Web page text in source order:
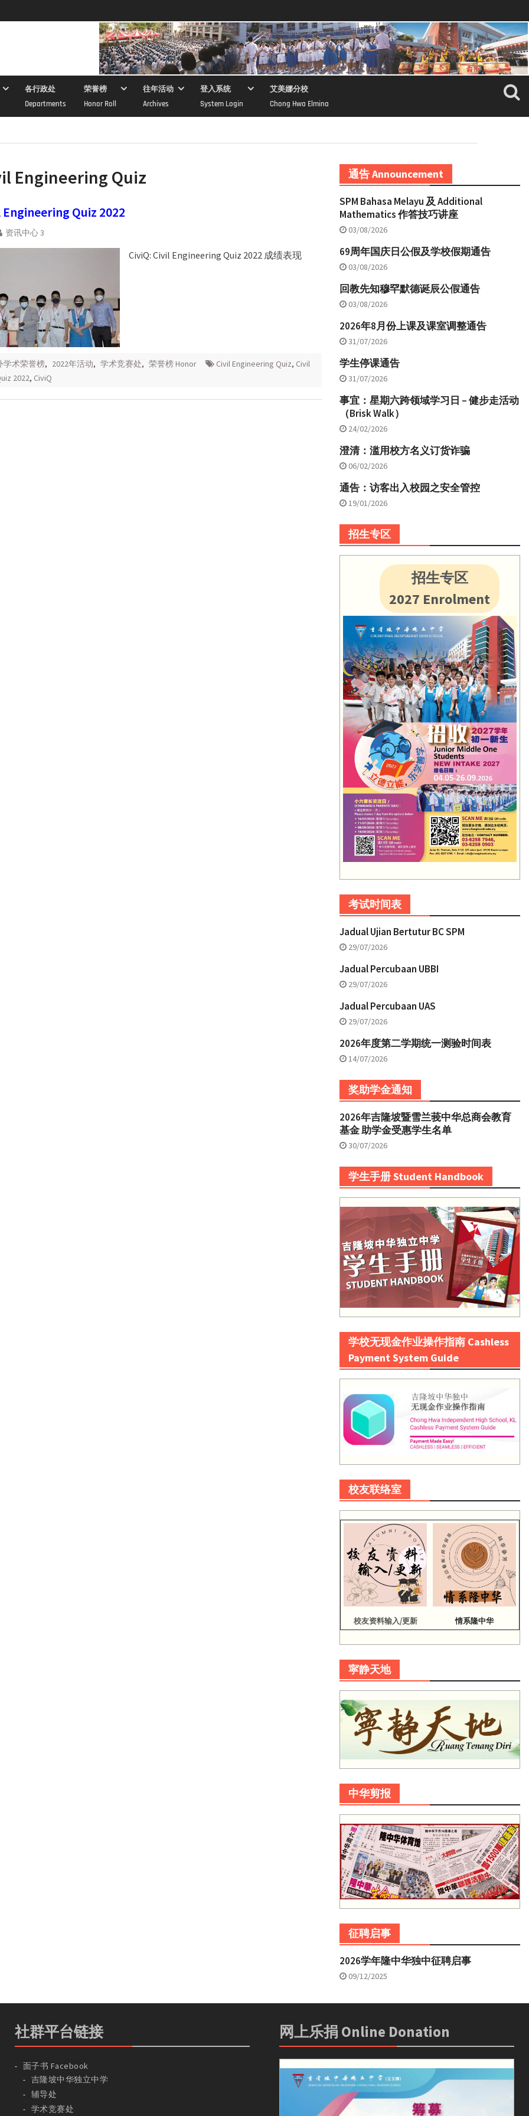
各行政处
Departments
荣誉榜
Honor Roll
往年活动
Archives
登入系统
System Login
艾美娜分校
Chong Hwa Elmina
Engineering Quiz
Quiz 2022
资讯中心 3
CiviQ: Civil Engineering Quiz 2022 成绩表现
学术荣誉榜, 2022年活动, 学术竞赛处, 荣誉榜 Honor Civil Engineering Quiz, Civil
2022, CiviQ
通告 Announcement
SPM Bahasa Melayu 及 Additional
Mathematics 作答技巧讲座
03/08/2026
69周年国庆日公假及学校假期通告
03/08/2026
回教先知穆罕默德诞辰公假通告
03/08/2026
2026年8月份上课及课室调整通告
31/07/2026
学生停课通告
31/07/2026
事宜：星期六跨领域学习日 – 健步走活动
（Brisk Walk）
24/02/2026
澄清：滥用校方名义订货诈骗
06/02/2026
通告：访客出入校园之安全管控
19/01/2026
招生专区
招生专区
2027 Enrolment
考试时间表
Jadual Ujian Bertutur BC SPM
29/07/2026
Jadual Percubaan UBBI
29/07/2026
Jadual Percubaan UAS
29/07/2026
2026年度第二学期统一测验时间表
14/07/2026
奖助学金通知
2026年吉隆坡暨雪兰莪中华总商会教育
基金 助学金受惠学生名单
30/07/2026
学生手册 Student Handbook
学校无现金作业操作指南 Cashless
Payment System Guide
校友联络室
校友资料输入/更新 情系隆中华
寜静天地
中华剪报
征聘启事
2026学年隆中华独中征聘启事
09/12/2025
社群平台链接
面子书 Facebook
吉隆坡中华独立中学
辅导处
学术竞赛处
网上乐捐 Online Donation